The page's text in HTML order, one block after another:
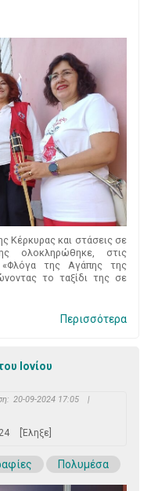
Κέρκυρας και στάσεις σε
ολοκληρώθηκε, στις
της Αγάπης της
το ταξίδι της σε
Περισσότερα
Ιονίου
20-09-2024 17:05
|
[Έληξε]
Πολυμέσα